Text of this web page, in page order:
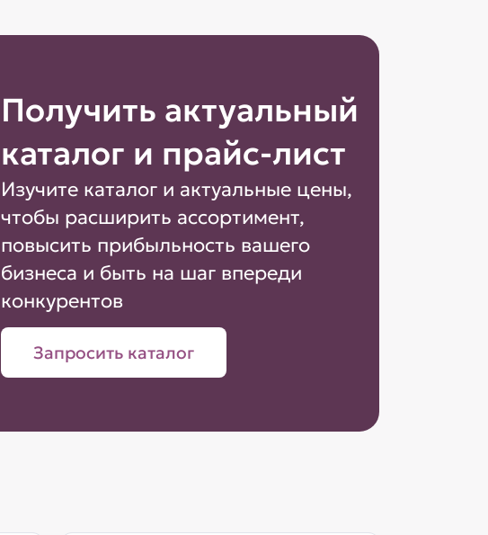
Получить актуальный
каталог и прайс-лист
Изучите каталог и актуальные цены,
чтобы расширить ассортимент,
повысить прибыльность вашего
бизнеса и быть на шаг впереди
конкурентов
Запросить каталог